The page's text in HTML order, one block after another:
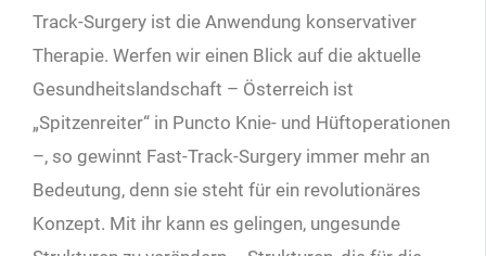
Track-Surgery ist die Anwendung konservativer
Therapie. Werfen wir einen Blick auf die aktuelle
Gesundheitslandschaft – Österreich ist
„Spitzenreiter“ in Puncto Knie- und Hüftoperationen
–, so gewinnt Fast-Track-Surgery immer mehr an
Bedeutung, denn sie steht für ein revolutionäres
Konzept. Mit ihr kann es gelingen, ungesunde